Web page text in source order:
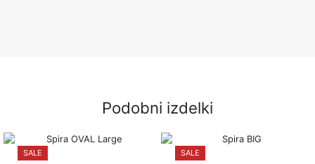
Podobni izdelki
SALE SALE